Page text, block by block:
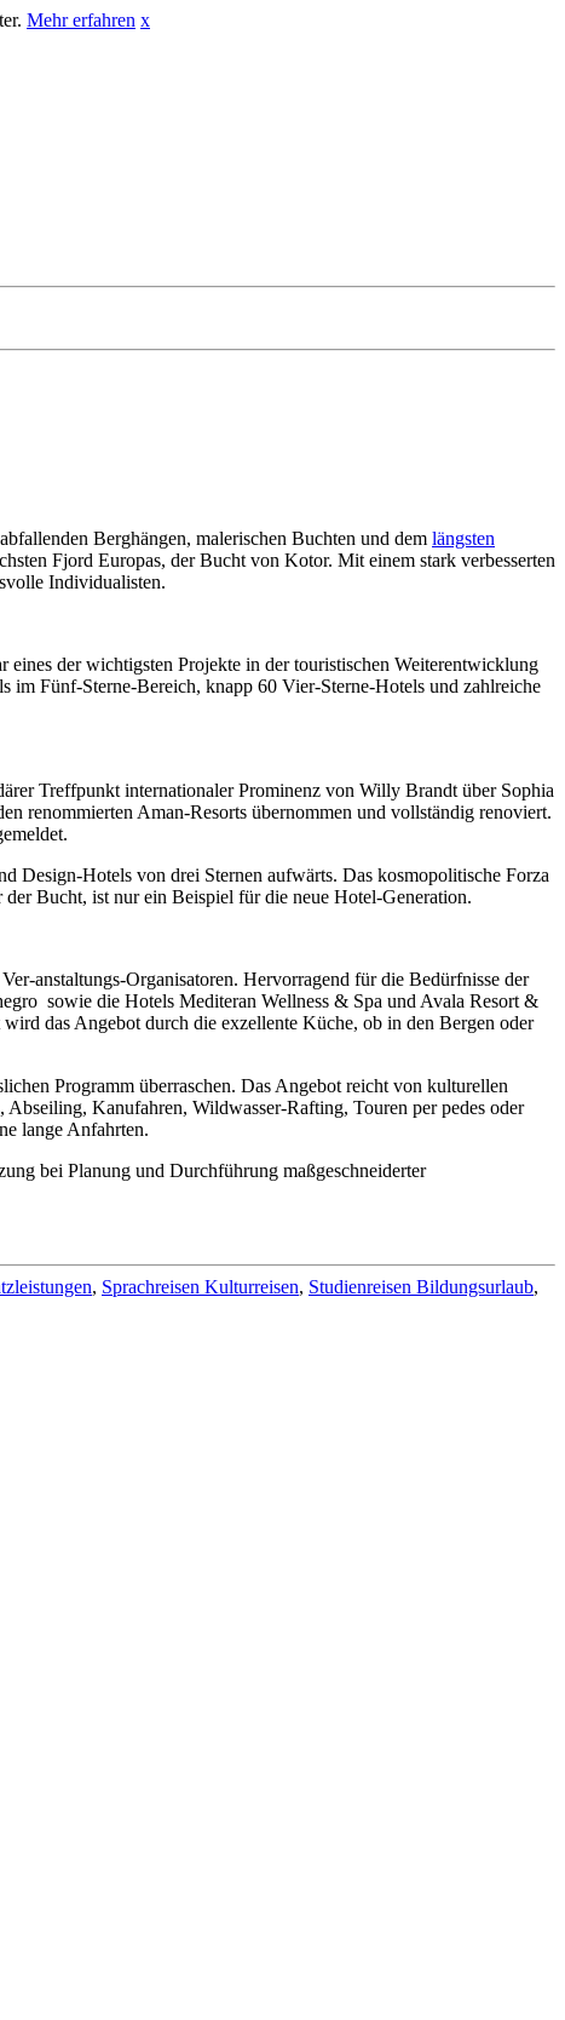
Mehr erfahren x
Berghängen, maleri­schen Buchten und dem längsten
Fjord Europas, der Bucht von Kotor. Mit einem stark verbesserten
Individualisten.
eines der wichtigsten Projekte in der touristischen Weiterentwicklung
im Fünf-Sterne-Bereich, knapp 60 Vier-Sterne-Hotels und zahlreiche
Treffpunkt internationaler Prominenz von Willy Brandt über Sophia
renommierten Aman-Resorts übernommen und vollständig renoviert.
Design-Hotels von drei Sternen aufwärts. Das kosmopolitische Forza
Bucht, ist nur ein Beispiel für die neue Hotel-Generation.
anstaltungs-Organisatoren. Hervorragend für die Bedürfnisse der
sowie die Hotels Mediteran Wellness & Spa und Avala Resort &
das Angebot durch die exzellente Küche, ob in den Bergen oder
Programm überraschen. Das Angebot reicht von kulturellen
Kanufahren, Wildwasser-Rafting, Touren per pedes oder
lange Anfahrten.
bei Planung und Durchführung maßgeschneiderter
, Sprachreisen Kulturreisen, Studienreisen Bildungsurlaub,